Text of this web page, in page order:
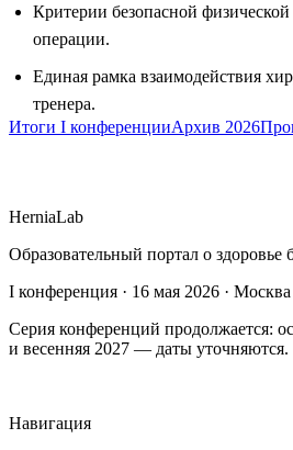
Критерии безопасной
операции.
Единая рамка взаимодействия
тренера.
Итоги I конференцииАрхив 2026
HerniaLab
Образовательный портал о
I конференция · 16 мая 2026 · Москва
Серия конференций продолжается:
и весенняя 2027 — даты уточняются.
Навигация